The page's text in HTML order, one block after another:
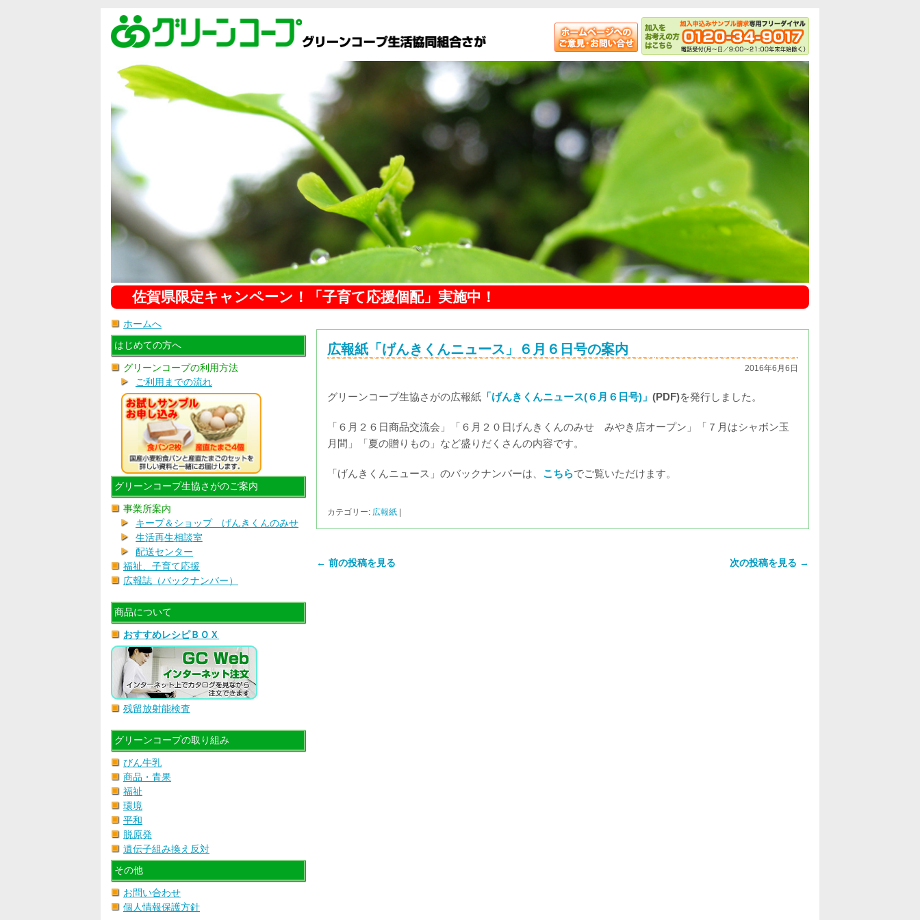
佐賀県限定キャンペーン！「子育て応援個配」実施中！
広報紙「げんきくんニュース」６月６日号の案内
2016年6月6日
グリーンコープ生協さがの広報紙 「げんきくんニュース(６月６ 日号)」 (PDF)を発行しました。
「６月２６日商品交流会」「６月２０日げんきくんのみせ みやき店オープン」「７月はシャボン玉
月間」「夏の贈りもの」など盛りだくさんの内容です。
「げんきくんニュース」のバックナンバーは、 こちらでご覧いただけます。
カテゴリー: 広報紙
← 前の投稿を見る 次の投稿を見る →
ホームへ
はじめての方へ
グリーンコープの利用方法
ご利用までの流れ
グリーンコープ生協さがのご案内
事業所案内
キープ＆ショップ げんきくんのみせ
生活再生相談室
配送センター
福祉、子育て応援
広報誌（バックナンバー）
商品について
おすすめレシピＢＯＸ
残留放射能検査
グリーンコープの取り組み
びん牛乳
商品・青果
福祉
環境
平和
脱原発
遺伝子組み換え反対
その他
お問い合わせ
個人情報保護方針